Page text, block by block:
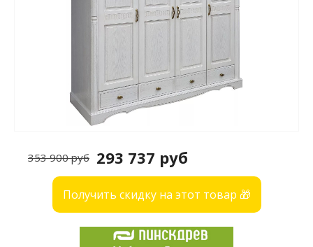
293 737 руб
353 900 руб
Получить скидку на этот товар 🎁